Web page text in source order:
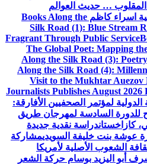
… حديث العوالم
اسراء كاظم Books Along the
Silk Road (1): Blue Stream
Fragrant Through Public Service
The Global Poet: Mapping
Along the Silk Road (3):
Along the Silk Road (4):
Visit to the Mukhtar Auezov
Journalists Publishes August
لمؤتمر الصحفيين الأفارقة:
للدورة السادسة لمهرجان طريق
كازاخستاندراسة نقدية جديدة
عوشة بنت خليفة السويديمشاركة
الشعوب الأصلية لأمريكا
أبو اليزيد بوسام حركة الشعر